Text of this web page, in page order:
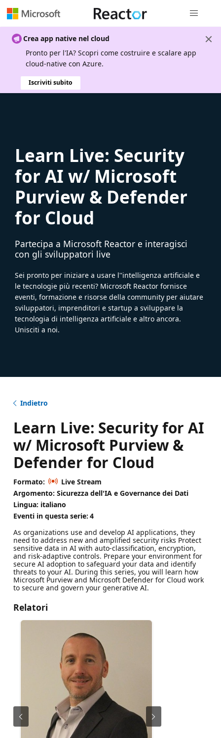
Crea app native nel cloud
Pronto per l'IA? Scopri come costruire e scalare app
cloud-native con Azure.
Iscriviti subito
Learn Live: Security
for AI w/ Microsoft
Purview & Defender
for Cloud
Partecipa a Microsoft Reactor e interagisci
con gli sviluppatori live
Sei pronto per iniziare a usare l''intelligenza artificiale e
le tecnologie più recenti? Microsoft Reactor fornisce
eventi, formazione e risorse della community per aiutare
sviluppatori, imprenditori e startup a sviluppare la
tecnologia di intelligenza artificiale e altro ancora.
Unisciti a noi.
Indietro
Learn Live: Security for AI
w/ Microsoft Purview &
Defender for Cloud
Formato:
Live Stream
Argomento: Sicurezza dell'IA e Governance dei Dati
Lingua: italiano
Eventi in questa serie: 4
As organizations use and develop AI applications, they
need to address new and amplified security risks Protect
sensitive data in AI with auto-classification, encryption,
and risk-adaptive controls. Prepare your environment for
secure AI adoption to safeguard your data and identify
threats to your AI. During this series, you will learn how
Microsoft Purview and Microsoft Defender for Cloud work
to secure and govern your generative AI.
Relatori